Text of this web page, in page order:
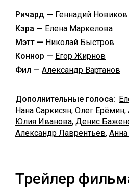
Ричард — Геннадий Новиков
Кэра — Елена Маркелова
Мэтт — Николай Быстров
Коннор — Егор Жирнов
Фил — Александр Вартанов
Дополнительные голоса:
Нана Саркисян, Олег Ерёмин,
Юлия Иванова, Денис
Александр Лаврентьев, Анна
Трейлер